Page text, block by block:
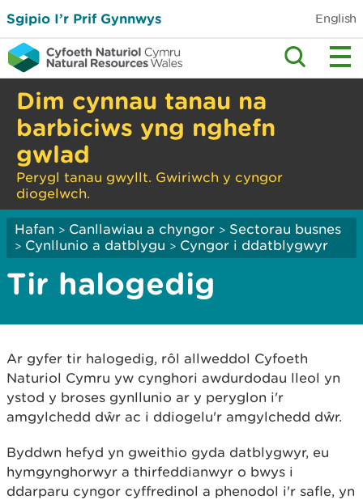
Sgipio I’r Prif Gynnwys English
Dim cynnau tanau na
barbiciws yng nghefn
gwlad
Perygl tanau gwyllt. Gwiriwch y cyngor
diogelwch.
Hafan > Canllawiau a chyngor > Sectorau busnes
> Cynllunio a datblygu > Cyngor i ddatblygwyr
Tir halogedig
Ar gyfer tir halogedig, rôl allweddol Cyfoeth
Naturiol Cymru yw cynghori awdurdodau lleol yn
ystod y broses gynllunio ar y peryglon i'r
amgylchedd dŵr ac i ddiogelu'r amgylchedd dŵr.
Byddwn hefyd yn gweithio gyda datblygwyr, eu
hymgynghorwyr a thirfeddianwyr o bwys i
ddarparu cyngor cyffredinol a phenodol i'r safle, yn